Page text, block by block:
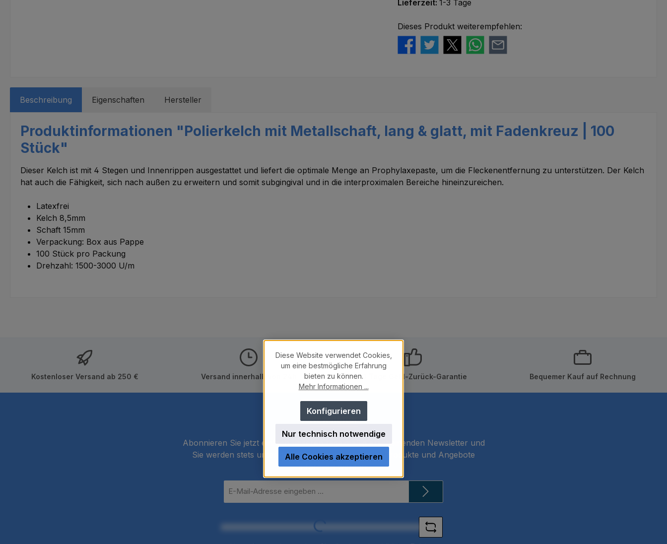
Lieferzeit: 1-3 Tage
Dieses Produkt weiterempfehlen:
Beschreibung Eigenschaften Hersteller
Produktinformationen "Polierkelch mit Metallschaft, lang & glatt, mit Fadenkreuz | 100
Stück"
Dieser Kelch ist mit 4 Stegen und Innenrippen ausgestattet und liefert die optimale Menge an Prophylaxepaste, um die Fleckenentfernung zu unterstützen. Der Kelch
hat auch die Fähigkeit, sich nach außen zu erweitern und somit subgingival und in die interproximalen Bereiche hineinzureichen.
Latexfrei
Kelch 8,5mm
Schaft 15mm
Verpackung: Box aus Pappe
100 Stück pro Packung
Drehzahl: 1500-3000 U/m
Kostenloser Versand ab 250 € Versand innerhalb von 24h 10 Tage Geld-Zurück-Garantie Bequemer Kauf auf Rechnung
Newsletter
Abonnieren Sie jetzt einfach unseren regelmäßig erscheinenden Newsletter und
Sie werden stets unter den Ersten sein, über neue Produkte und Angebote
informiert werden.
Mail-
Loading...
Diese Website verwendet Cookies,
um eine bestmögliche Erfahrung
bieten zu können.
Mehr Informationen ...
Nur technisch notwendige
Konfigurieren
Alle Cookies akzeptieren